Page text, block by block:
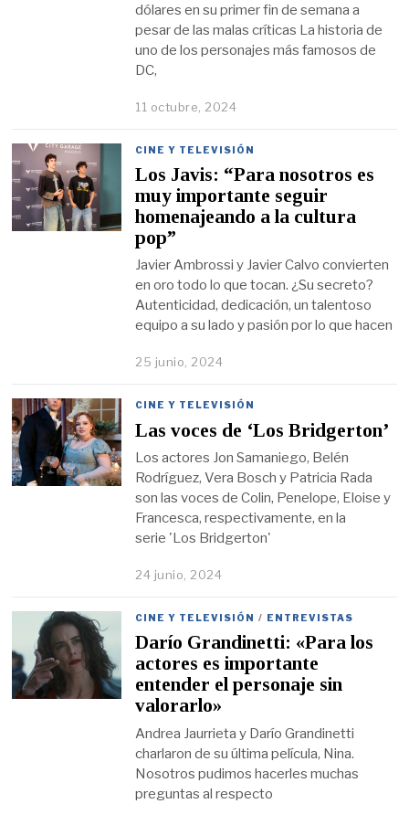
dólares en su primer fin de semana a
pesar de las malas críticas La historia de
uno de los personajes más famosos de
DC,
11 octubre, 2024
CINE Y TELEVISIÓN
Los Javis: “Para nosotros es
muy importante seguir
homenajeando a la cultura
pop”
Javier Ambrossi y Javier Calvo convierten
en oro todo lo que tocan. ¿Su secreto?
Autenticidad, dedicación, un talentoso
equipo a su lado y pasión por lo que hacen
25 junio, 2024
CINE Y TELEVISIÓN
Las voces de ‘Los Bridgerton’
Los actores Jon Samaniego, Belén
Rodríguez, Vera Bosch y Patricia Rada
son las voces de Colin, Penelope, Eloise y
Francesca, respectivamente, en la
serie 'Los Bridgerton'
24 junio, 2024
CINE Y TELEVISIÓN / ENTREVISTAS
Darío Grandinetti: «Para los
actores es importante
entender el personaje sin
valorarlo»
Andrea Jaurrieta y Darío Grandinetti
charlaron de su última película, Nina.
Nosotros pudimos hacerles muchas
preguntas al respecto